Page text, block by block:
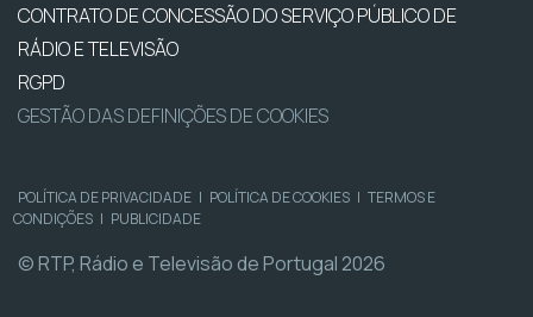
CONTRATO DE CONCESSÃO DO SERVIÇO PÚBLICO DE
RÁDIO E TELEVISÃO
RGPD
GESTÃO DAS DEFINIÇÕES DE COOKIES
POLÍTICA DE PRIVACIDADE | POLÍTICA DE COOKIES | TERMOS E
CONDIÇÕES | PUBLICIDADE
© RTP, Rádio e Televisão de Portugal 2026